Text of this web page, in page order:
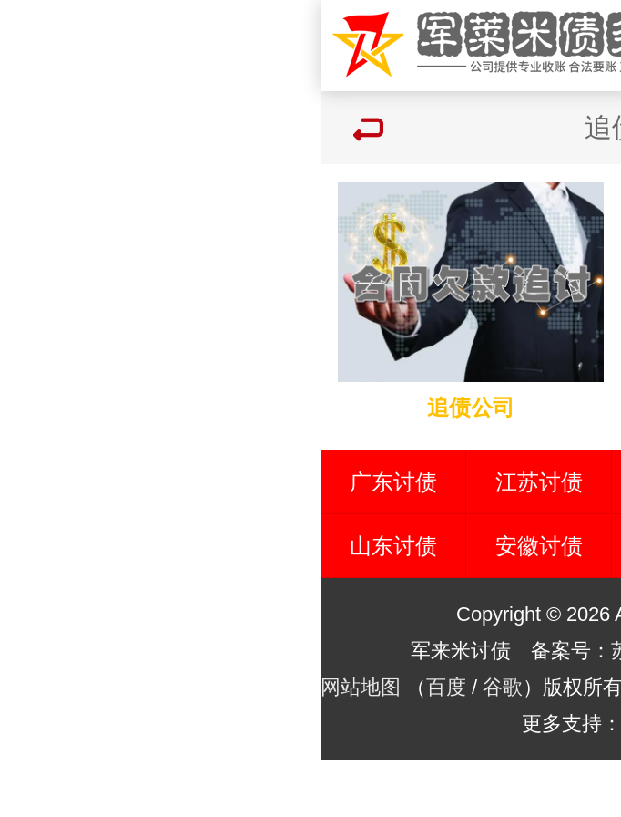
追
追债公司
广东讨债 江苏讨债
山东讨债 安徽讨债
Copyright © 2026
军来米讨债 备案号：
网站地图
（百度 / 谷歌）版权所
更多支持：